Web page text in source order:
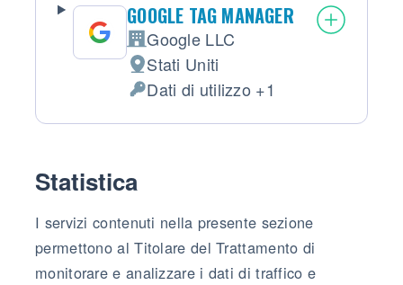
GOOGLE TAG MANAGER
Azienda:
Google LLC
Luogo del trattamento:
Stati Uniti
Dati Personali trattati:
Dati di utilizzo +1
Statistica
I servizi contenuti nella presente sezione
permettono al Titolare del Trattamento di
monitorare e analizzare i dati di traffico e